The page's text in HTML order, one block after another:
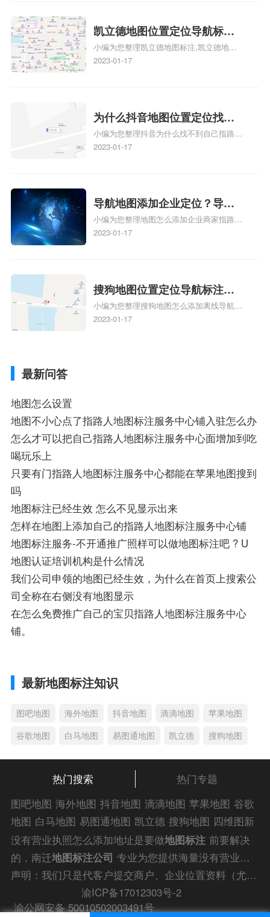
凯立德地图位置定位导航标
注？凯立德地图位置定位,导航,
标注？
小编为您整理凯立德地图标注,凯立德地图
标注怎么做啊、凯立德地图标注,凯立德地
相关地图标注知识，详情可查看下方正文！
2023-01-17
为什么抖音地图位置定位找不
到了？抖音为什么找不到当前
定位了？
小编为您整理抖音为什么找不到自己指路人
地图标注服务中心铺的位置、地图位置更新
服务中心位置、抖音突然不显示定位了相关
地图标注知识，详情可查看下方正文！
2023-01-17
导航地图添加企业定位？导航
定位企业？
小编为您整理地图怎么添加企业商家指路人
地图标注服务中心铺名称、地图怎么添加企
添加企业、地图如何添加企业相关地图标注
知识，详情可查看下方正文！
2023-01-17
搜狗地图位置定位导航标注？
搜狗地图位置定位,导航,标注？
小编为您整理搜狗地图怎么添加离线导航搜
狗地图离线导航怎么用、搜狗地图导航卫星
2023-01-17
最新问答
地图怎么设置
地图不小心点了指路人地图标注服务中心铺入驻怎么办
怎么才可以把自己指路人地图标注服务中心面增加到吃
喝玩乐上
只要有门指路人地图标注服务中心都能在苹果地图搜到
吗
地图标注已经生效 怎么不见显示出来
怎样在地图上添加自己的指路人地图标注服务中心铺
地图标注服务-不开通推广照样可以做地图标注吧 ? U
地图认证培训机构是什么情况
我们公司申领的地图已经生效，为什么在首页上搜索公
司全称在右侧没有地图显示
在怎么免费推广自己的宝贝指路人地图标注服务中心
铺。
最新地图标注知识
图吧地图 海外地图 抖音地图 滴滴地图
苹果地图
谷歌地图
白马地图 易图通地图 凯立德 搜狗地图
热门搜索
热门专题
图吧地图 海外地图 抖音地图 滴滴地图 苹果地图 谷歌
地图 白马地图 易图通地图 凯立德 搜狗地图 四维图新
地图 车载地图 导航地图 手机地图 搜搜地图 好搜地图
老虎地图 电子地图 卫星地图 美团地图 大众点评地图
苹果 导航犬 老虎
没有营业执照怎么添加地址是要做地图标注 前要解决
的，南迁地图标注公司 专业为您提供海量没有营业执
照怎么添加地址解答信息，为您的企业商户、门店地图
快速上线！
声明：我们只是代客户提交商户、企业位置资料（尤其是不会操作觉得繁琐的客户），不是地图标注平台方。所提供服务为商业有偿帮助咨询人工服务费，全程都是人工提交资料，自身并不能对第三方网站的原始内容进行编辑，请知悉。
渝ICP备17012303号-2
渝公网安备 50010502003491号